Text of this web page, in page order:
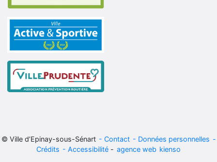
© Ville d’Epinay-sous-Sénart Contact
Données personnelles
Crédits
Accessibilité - agence web kienso